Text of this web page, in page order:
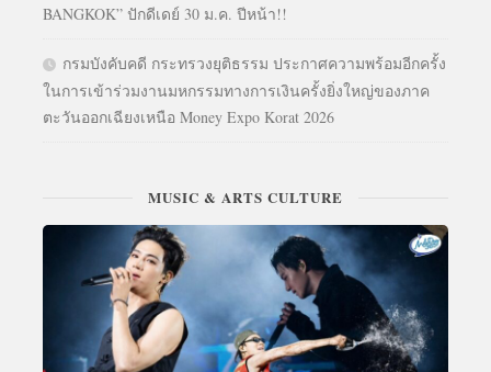
BANGKOK” ปักดีเดย์ 30 ม.ค. ปีหน้า!!
กรมบังคับคดี กระทรวงยุติธรรม ประกาศความพร้อมอีกครั้ง
ในการเข้าร่วมงานมหกรรมทางการเงินครั้งยิ่งใหญ่ของภาค
ตะวันออกเฉียงเหนือ Money Expo Korat 2026
MUSIC & ARTS CULTURE